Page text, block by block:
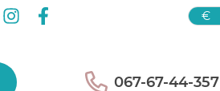
€
067-67-44-357